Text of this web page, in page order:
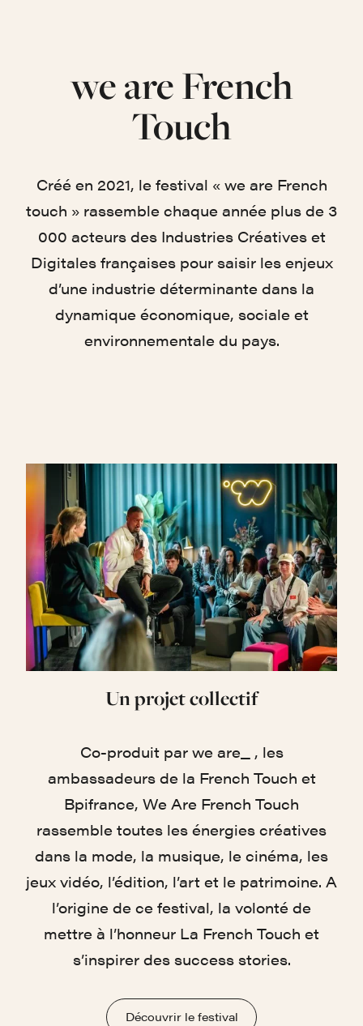
we are French
Touch
Créé en 2021, le festival « we are French
touch » rassemble chaque année plus de 3
000 acteurs des Industries Créatives et
Digitales françaises pour saisir les enjeux
d’une industrie déterminante dans la
dynamique économique, sociale et
environnementale du pays.
Unprojetcollectif
Co-produit par we are_ , les
ambassadeurs de la French Touch et
Bpifrance, We Are French Touch
rassemble toutes les énergies créatives
dans la mode, la musique, le cinéma, les
jeux vidéo, l’édition, l’art et le patrimoine. A
l’origine de ce festival, la volonté de
mettre à l’honneur La French Touch et
s’inspirer des success stories.
Découvrir le festival